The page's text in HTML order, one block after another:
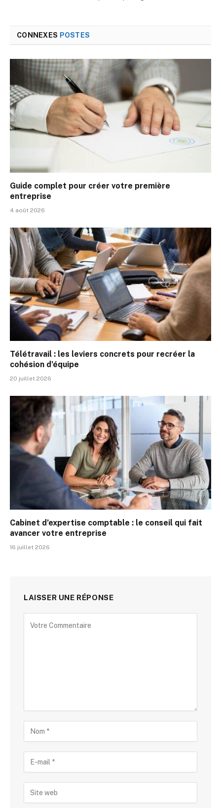
CONNEXES POSTES
Guide complet pour créer votre première
entreprise
4 août 2026
Télétravail : les leviers concrets pour recréer la
cohésion d’équipe
20 juillet 2026
Cabinet d’expertise comptable : le conseil qui fait
avancer votre entreprise
16 juillet 2026
LAISSER UNE RÉPONSE